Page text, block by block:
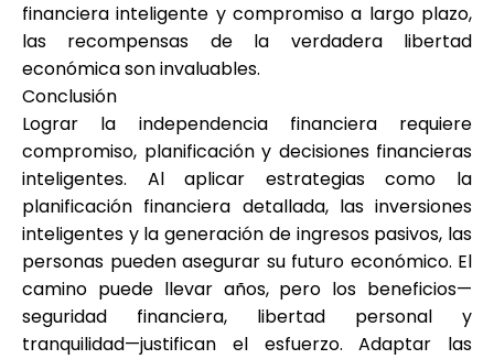
financiera inteligente y compromiso a largo plazo,
las recompensas de la verdadera libertad
económica son invaluables.
Conclusión
Lograr la independencia financiera requiere
compromiso, planificación y decisiones financieras
inteligentes. Al aplicar estrategias como la
planificación financiera detallada, las inversiones
inteligentes y la generación de ingresos pasivos, las
personas pueden asegurar su futuro económico. El
camino puede llevar años, pero los beneficios—
seguridad financiera, libertad personal y
tranquilidad—justifican el esfuerzo. Adaptar las